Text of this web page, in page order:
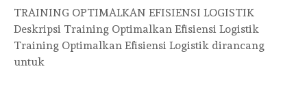
TRAINING OPTIMALKAN EFISIENSI LOGISTIK
Deskripsi Training Optimalkan Efisiensi Logistik
Training Optimalkan Efisiensi Logistik dirancang
untuk